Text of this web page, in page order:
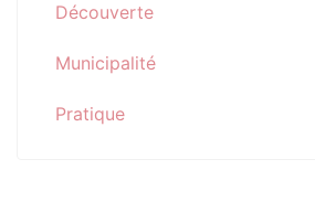
Découverte
Municipalité
Pratique